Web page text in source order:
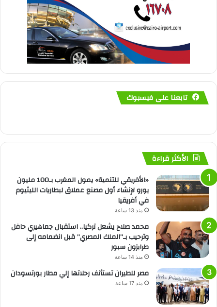
تابعنا على فيسبوك
الأكثر قراءة
«الأفريقي للتنمية» يمول المغرب بـ100 مليون
يورو لإنشاء أول مصنع عملاق لبطاريات الليثيوم
في أفريقيا
منذ 13 ساعة
محمد صلاح يشعل تركيا.. استقبال جماهيري حافل
وترحيب بـ”الملك المصري” قبل انضمامه إلى
طرابزون سبور
منذ 14 ساعة
مصر للطيران تستأنف رحلاتها إلي مطار بورتسودان
منذ 17 ساعة